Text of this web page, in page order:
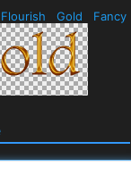
Flourish Gold Fancy